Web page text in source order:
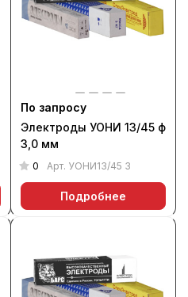
По запросу
Электроды УОНИ 13/45 ф
3,0 мм
0 Арт. УОНИ13/45 3
Подробнее